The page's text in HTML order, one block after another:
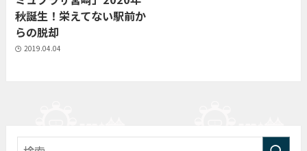
秋誕生！栄えてない駅前か
らの脱却
2019.04.04